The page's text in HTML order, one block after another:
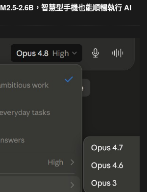
2.6B，智慧型手機也能順暢執行 AI